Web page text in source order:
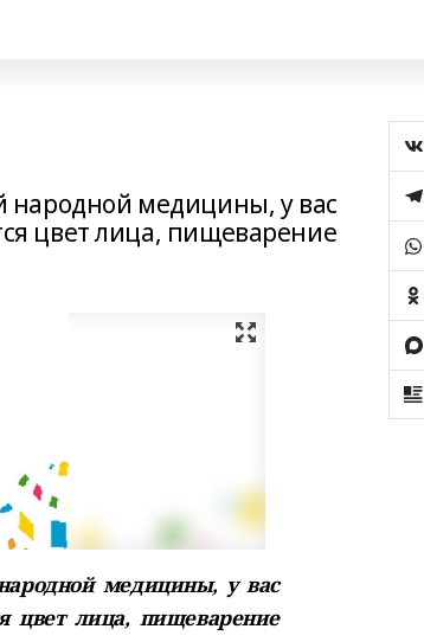
народной медицины, у вас
цвет лица, пищеварение
медицины, у вас
цвет лица, пищеварение